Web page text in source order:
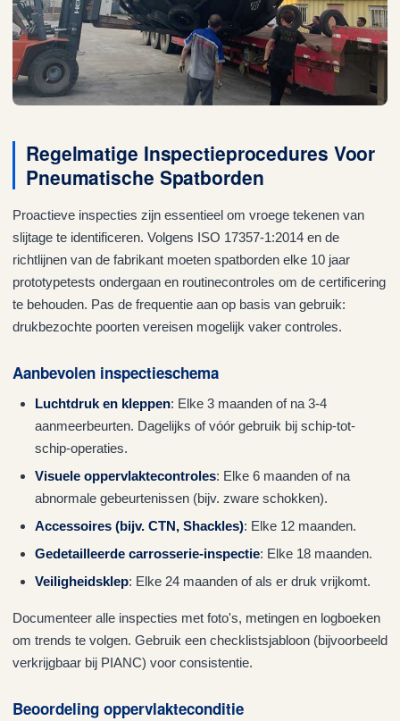
Regelmatige Inspectieprocedures Voor
Pneumatische Spatborden
Proactieve inspecties zijn essentieel om vroege tekenen van
slijtage te identificeren. Volgens ISO 17357-1:2014 en de
richtlijnen van de fabrikant moeten spatborden elke 10 jaar
prototypetests ondergaan en routinecontroles om de certificering
te behouden. Pas de frequentie aan op basis van gebruik:
drukbezochte poorten vereisen mogelijk vaker controles.
Aanbevolen inspectieschema
Luchtdruk en kleppen: Elke 3 maanden of na 3-4
aanmeerbeurten. Dagelijks of vóór gebruik bij schip-tot-
schip-operaties.
Visuele oppervlaktecontroles: Elke 6 maanden of na
abnormale gebeurtenissen (bijv. zware schokken).
Accessoires (bijv. CTN, Shackles): Elke 12 maanden.
Gedetailleerde carrosserie-inspectie: Elke 18 maanden.
Veiligheidsklep: Elke 24 maanden of als er druk vrijkomt.
Documenteer alle inspecties met foto's, metingen en logboeken
om trends te volgen. Gebruik een checklistsjabloon (bijvoorbeeld
verkrijgbaar bij PIANC) voor consistentie.
Beoordeling oppervlakteconditie